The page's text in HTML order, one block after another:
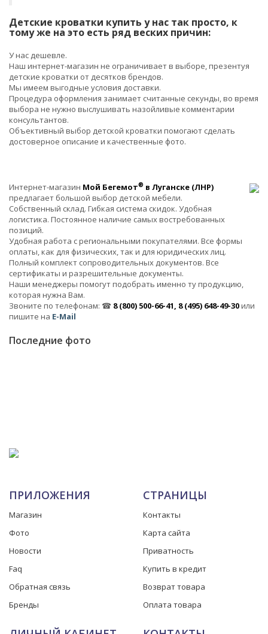
Детские кроватки купить у нас так просто, к
тому же на это есть ряд веских причин:
У нас дешевле.
Наш интернет-магазин не ограничивает в выборе, презентуя
детские кроватки от десятков брендов.
Мы имеем выгодные условия доставки.
Процедура оформления занимает считанные секунды, во время
выбора не нужно выслушивать назойливые комментарии
консультантов.
Объективный выбор детской кроватки помогают сделать
достоверное описание и качественные фото.
Интернет-магазин Мой Бегемот® в Луганске (ЛНР)
предлагает большой выбор детской мебели.
Собственный склад. Гибкая система скидок. Удобная
логистика. Постоянное наличие самых востребованных
позиций.
Удобная работа с региональными покупателями. Все формы
оплаты, как для физических, так и для юридических лиц.
Полный комплект сопроводительных документов. Все
сертификаты и разрешительные документы.
Наши менеджеры помогут подобрать именно ту продукцию,
которая нужна Вам.
Звоните по телефонам: ☎ 8 (800) 500-66-41, 8 (495) 648-49-30или
пишите на E-Mail
Последние фото
ПРИЛОЖЕНИЯ
Магазин
Фото
Новости
Faq
Обратная связь
Бренды
СТРАНИЦЫ
Контакты
Карта сайта
Приватность
Купить в кредит
Возврат товара
Оплата товара